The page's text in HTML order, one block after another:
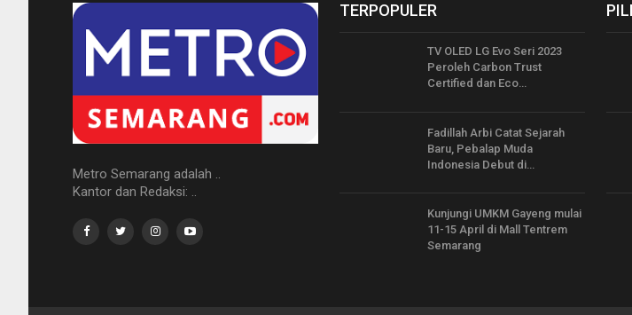
Metro Semarang adalah ..
Kantor dan Redaksi: ..
TERPOPULER
TV OLED LG Evo Seri 2023
Peroleh Carbon Trust
Certified dan Eco…
Fadillah Arbi Catat Sejarah
Baru, Pebalap Muda
Indonesia Debut di…
Kunjungi UMKM Gayeng mulai
11-15 April di Mall Tentrem
Semarang